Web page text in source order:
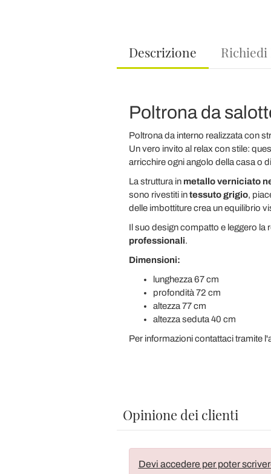
Descrizione
Poltrona da
Poltrona da interno realizzata con
Un vero invito al relax con stile:
arricchire ogni angolo della casa o
La struttura in metallo verniciato
sono rivestiti intessuto grigio,
delle imbottiture crea un equilibrio
Il suo design compatto e leggero la
professionali.
Dimensioni:
lunghezza 67 cm
profondità 72 cm
altezza 77 cm
altezza seduta 40 cm
Per informazioni contattaci tramite
Opinione dei clienti
Devi accedere per poter